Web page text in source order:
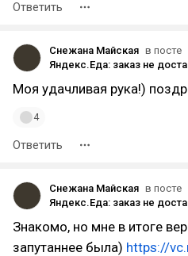
Ответить
Снежана Майская в посте
Моя удачливая рука!)
4
Ответить
Снежана Майская в посте
Знакомо, но мне в итоге
запутаннее была) https://